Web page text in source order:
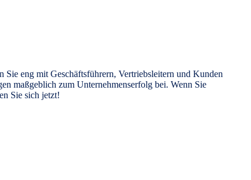
eng mit Geschäftsführern, Vertriebsleitern und Kunden
maßgeblich zum Unternehmenserfolg bei. Wenn Sie
Sie sich jetzt!